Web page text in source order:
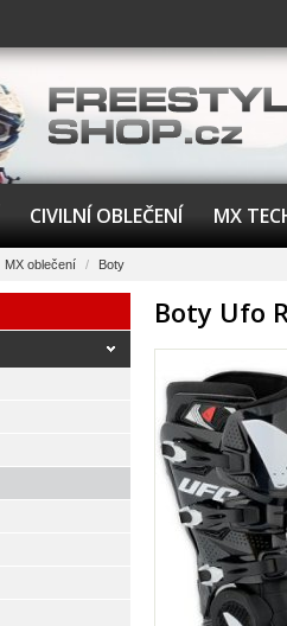
CIVILNÍ OBLEČENÍ MX
MX oblečení / Boty
Boty Ufo